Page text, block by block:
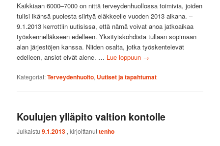
Kaikkiaan 6000–7000 on nittä terveydenhuollossa toimivia, joiden
tulisi ikänsä puolesta siirtyä eläkkeelle vuoden 2013 aikana. –
9.1.2013 kerrottiin uutisissa, että nämä voivat anoa jatkoaikaa
työskennelläkseen edelleen. Yksityiskohdista tullaan sopimaan
alan järjestöjen kanssa. Niiden osalta, jotka työskentelevät
edelleen, ansiot eivät alene. … Lue loppuun →
Kategoriat:Terveydenhuolto, Uutiset ja tapahtumat
Koulujen ylläpito valtion kontolle
Julkaistu9.1.2013 , kirjoittanuttenho